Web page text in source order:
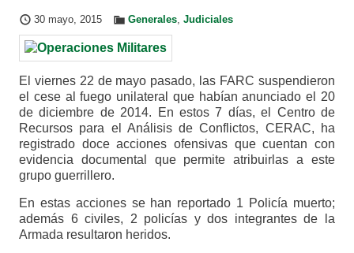
30 mayo, 2015 Generales, Judiciales
El viernes 22 de mayo pasado, las FARC suspendieron
el cese al fuego unilateral que habían anunciado el 20
de diciembre de 2014. En estos 7 días, el Centro de
Recursos para el Análisis de Conflictos, CERAC, ha
registrado doce acciones ofensivas que cuentan con
evidencia documental que permite atribuirlas a este
grupo guerrillero.
En estas acciones se han reportado 1 Policía muerto;
además 6 civiles, 2 policías y dos integrantes de la
Armada resultaron heridos.